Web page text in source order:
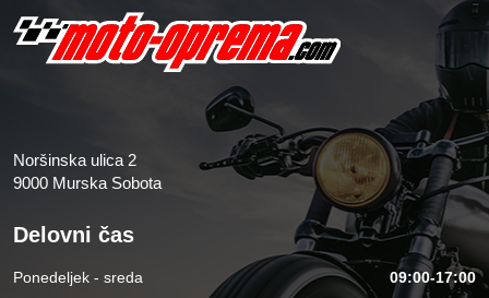
Noršinska ulica 2
9000 Murska Sobota
Delovni čas
Ponedeljek - sreda
09:00-17:00